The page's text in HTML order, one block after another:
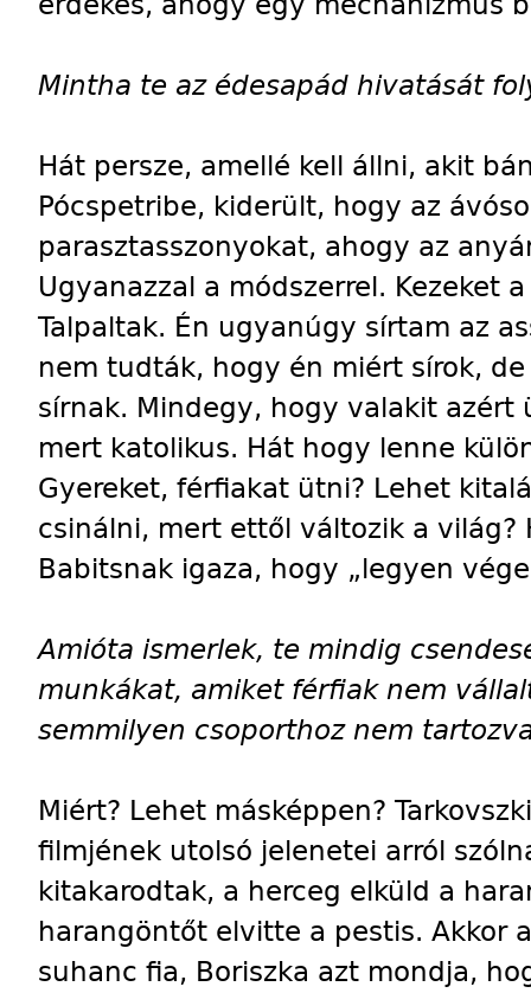
Mintha te az édesapád hivatását
Hát persze, amellé kell állni, akit
Pócspetribe, kiderült, hogy az
parasztasszonyokat, ahogy az
Ugyanazzal a módszerrel. Kezeket
Talpaltak. Én ugyanúgy sírtam az
nem tudták, hogy én miért sírok,
sírnak. Mindegy, hogy valakit
mert katolikus. Hát hogy lenne
Gyereket, férfiakat ütni? Lehet
csinálni, mert ettől változik a világ?
Babitsnak igaza, hogy „legyen
Amióta ismerlek, te mindig
munkákat, amiket férfiak nem
semmilyen csoporthoz nem
Miért? Lehet másképpen?
filmjének utolsó jelenetei arról
kitakarodtak, a herceg elküld a
harangöntőt elvitte a pestis. Akkor
suhanc fia, Boriszka azt mondja,